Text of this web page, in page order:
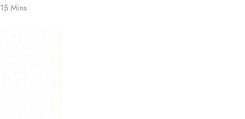
15 Mins